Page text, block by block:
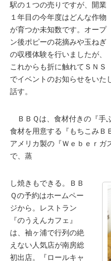
駅の１つの売りですが、開業
１年目の今年度はどんな作物
が育つか未知数です。オープ
ン後ポピーの花摘みや玉ねぎ
の収穫体験を行いましたが、
これからも折に触れてＳＮＳ
でイベントのお知らせをいた
話す。
ＢＢＱは、食材付きの『手
食材を用意する『もちこみＢ
アメリカ製の『Ｗｅｂｅｒガ
で、蒸
し焼きもできる。ＢＢ
Ｑの予約はホームペー
ジから。レストラン
『のうえんカフェ』
は、袖ヶ浦で行列の絶
えない人気店が南房総
初出店。『ロールキャ